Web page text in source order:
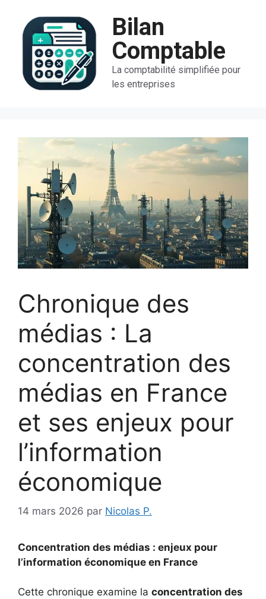
contenu
Bilan
Comptable
La comptabilité simplifiée pour
les entreprises
Chronique des
médias : La
concentration des
médias en France
et ses enjeux pour
l’information
économique
14 mars 2026 par Nicolas P.
Concentration des médias : enjeux pour
l’information économique en France
Cette chronique examine la concentration des